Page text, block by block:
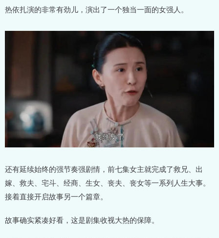
热依扎演的非常有劲儿，演出了一个独当一面的女强人。
还有延续始终的强节奏强剧情，前七集女主就完成了救兄、出
嫁、救夫、宅斗、经商、生女、丧夫、丧女等一系列人生大事。
接着直接开启故事另一个篇章。
故事确实紧凑好看，这是剧集收视大热的保障。